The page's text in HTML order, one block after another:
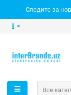
Следите за
Все